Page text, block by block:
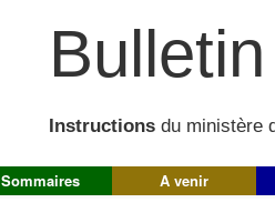
Instructions du ministère
Sommaires A venir